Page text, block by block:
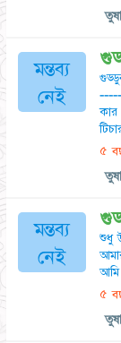
মন্তব্য
নেই
৫
মন্তব্য
নেই
শুধু
আমি
৫